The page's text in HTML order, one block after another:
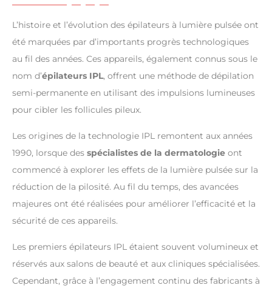
L’histoire et l’évolution des épilateurs à lumière pulsée ont
été marquées par d’importants progrès technologiques
au fil des années. Ces appareils, également connus sous le
nom d’épilateurs IPL, offrent une méthode de dépilation
semi-permanente en utilisant des impulsions lumineuses
pour cibler les follicules pileux.
Les origines de la technologie IPL remontent aux années
1990, lorsque des spécialistes de la dermatologie ont
commencé à explorer les effets de la lumière pulsée sur la
réduction de la pilosité. Au fil du temps, des avancées
majeures ont été réalisées pour améliorer l’efficacité et la
sécurité de ces appareils.
Les premiers épilateurs IPL étaient souvent volumineux et
réservés aux salons de beauté et aux cliniques spécialisées.
Cependant, grâce à l’engagement continu des fabricants à